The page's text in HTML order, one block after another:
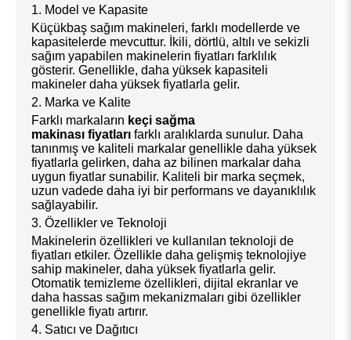
1. Model ve Kapasite
Küçükbaş sağım makineleri, farklı modellerde ve
kapasitelerde mevcuttur. İkili, dörtlü, altılı ve sekizli
sağım yapabilen makinelerin fiyatları farklılık
gösterir. Genellikle, daha yüksek kapasiteli
makineler daha yüksek fiyatlarla gelir.
2. Marka ve Kalite
Farklı markaların keçi sağma
makinası fiyatları farklı aralıklarda sunulur. Daha
tanınmış ve kaliteli markalar genellikle daha yüksek
fiyatlarla gelirken, daha az bilinen markalar daha
uygun fiyatlar sunabilir. Kaliteli bir marka seçmek,
uzun vadede daha iyi bir performans ve dayanıklılık
sağlayabilir.
3. Özellikler ve Teknoloji
Makinelerin özellikleri ve kullanılan teknoloji de
fiyatları etkiler. Özellikle daha gelişmiş teknolojiye
sahip makineler, daha yüksek fiyatlarla gelir.
Otomatik temizleme özellikleri, dijital ekranlar ve
daha hassas sağım mekanizmaları gibi özellikler
genellikle fiyatı artırır.
4. Satıcı ve Dağıtıcı